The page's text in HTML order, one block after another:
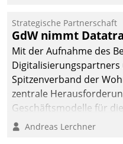
Unternehmen.
Strategische Partnerschaft
GdW nimmt
Mit der Aufnahme des
Spitzenverband der
zentrale
Geschäftsmodelle für
entwickeln.
Andreas Lerchner